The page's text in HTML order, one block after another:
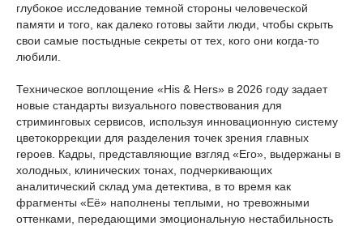
глубокое исследование темной стороны человеческой
памяти и того, как далеко готовы зайти люди, чтобы скрыть
свои самые постыдные секреты от тех, кого они когда-то
любили.
Техническое воплощение «His & Hers» в 2026 году задает
новые стандарты визуального повествования для
стриминговых сервисов, используя инновационную систему
цветокоррекции для разделения точек зрения главных
героев. Кадры, представляющие взгляд «Его», выдержаны в
холодных, клинических тонах, подчеркивающих
аналитический склад ума детектива, в то время как
фрагменты «Её» наполнены теплыми, но тревожными
оттенками, передающими эмоциональную нестабильность